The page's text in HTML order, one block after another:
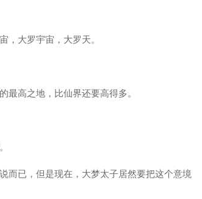
大罗宇宙，大罗天。
高之地，比仙界还要高得多。
而已，但是现在，大梦太子居然要把这个意境